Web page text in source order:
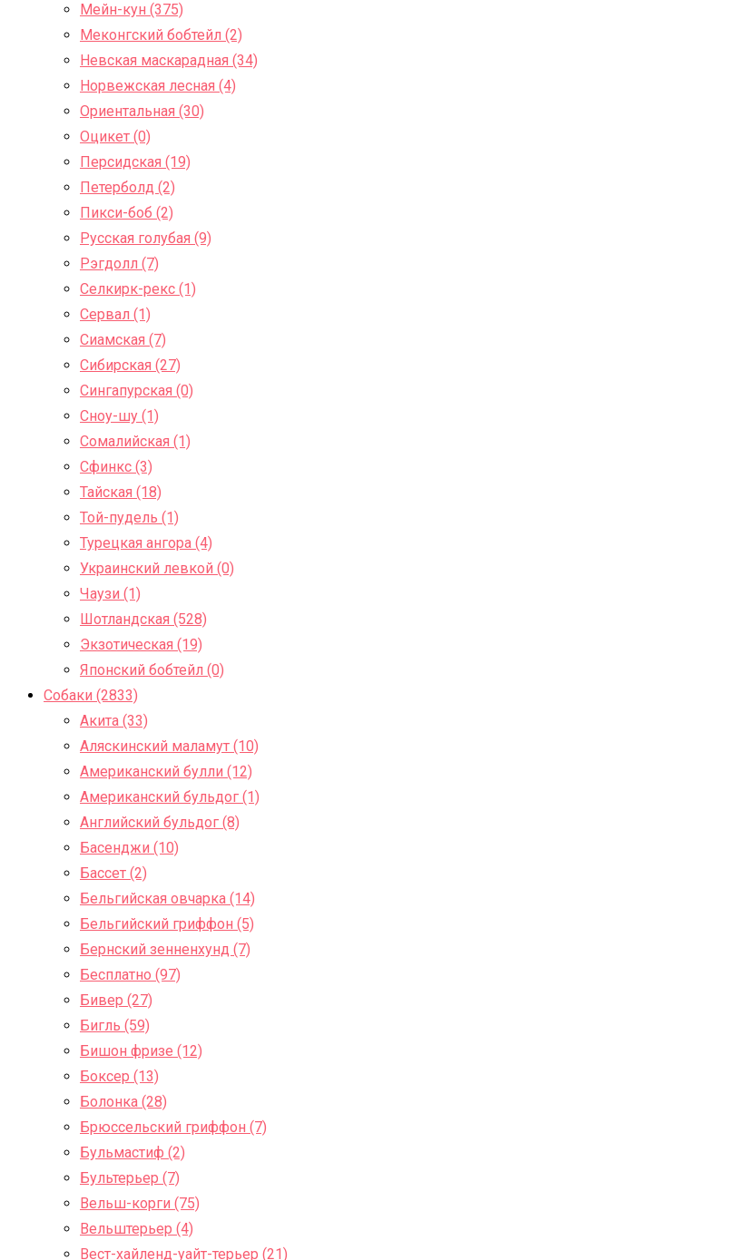
Мейн-кун (375)
Меконгский бобтейл (2)
Невская маскарадная (34)
Норвежская лесная (4)
Ориентальная (30)
Оцикет (0)
Персидская (19)
Петерболд (2)
Пикси-боб (2)
Русская голубая (9)
Рэгдолл (7)
Селкирк-рекс (1)
Сервал (1)
Сиамская (7)
Сибирская (27)
Сингапурская (0)
Сноу-шу (1)
Сомалийская (1)
Сфинкс (3)
Тайская (18)
Той-пудель (1)
Турецкая ангора (4)
Украинский левкой (0)
Чаузи (1)
Шотландская (528)
Экзотическая (19)
Японский бобтейл (0)
Собаки (2833)
Акита (33)
Аляскинский маламут (10)
Американский булли (12)
Американский бульдог (1)
Английский бульдог (8)
Басенджи (10)
Бассет (2)
Бельгийская овчарка (14)
Бельгийский гриффон (5)
Бернский зенненхунд (7)
Бесплатно (97)
Бивер (27)
Бигль (59)
Бишон фризе (12)
Боксер (13)
Болонка (28)
Брюссельский гриффон (7)
Бульмастиф (2)
Бультерьер (7)
Вельш-корги (75)
Вельштерьер (4)
Вест-хайленд-уайт-терьер (21)